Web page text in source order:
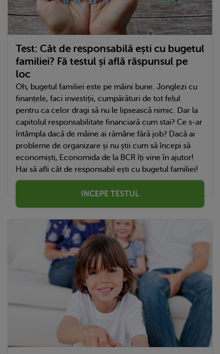
Test: Cât de responsabilă ești cu bugetul
familiei? Fă testul și află răspunsul pe
loc
Oh, bugetul familiei este pe mâini bune. Jonglezi cu
finanțele, faci investiții, cumpărături de tot felul
pentru ca celor dragi să nu le lipsească nimic. Dar la
capitolul responsabilitate financiară cum stai? Ce s-ar
întâmpla dacă de mâine ai rămâne fără job? Dacă ai
probleme de organizare și nu știi cum să începi să
economiști, Economida de la BCR îți vine în ajutor!
Hai să afli cât de responsabil ești cu bugetul familiei!
INCEPE TESTUL